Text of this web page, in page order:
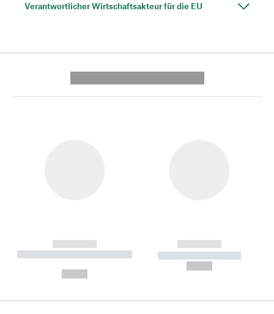
Verantwortlicher Wirtschaftsakteur für die EU
------------
----------- ----------- --------
------------
----------- -----------